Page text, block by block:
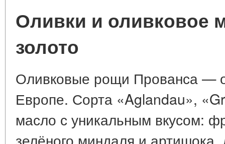
Оливки и оливковое
золото
Оливковые рощи Прованса —
Европе. Сорта «Aglandau»,
масло с уникальным вкусом: